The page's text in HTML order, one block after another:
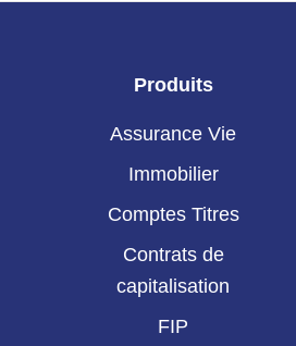
Produits
Assurance Vie
Immobilier
Comptes Titres
Contrats de
capitalisation
FIP